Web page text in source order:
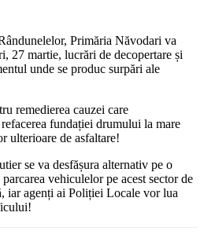
Primăria Năvodari va
27 martie, lucrări de decopertare și
unde se produc surpări ale
remedierea cauzei care
fundației drumului la mare
ulterioare de asfaltare!
se va desfășura alternativ pe o
vehiculelor pe acest sector de
iar agenți ai Poliției Locale vor lua